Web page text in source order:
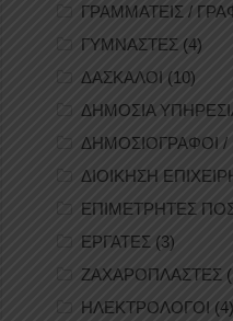
ΓΡΑΜΜΑΤΕΙΣ /
ΓΥΜΝΑΣΤΕΣ (4)
ΔΑΣΚΑΛΟΙ (10)
ΔΗΜΟΣΙΑ
ΔΗΜΟΣΙΟΓΡΑΦΟΙ
ΔΙΟΙΚΗΣΗ
ΕΠΙΜΕΤΡΗΤΕΣ
ΕΡΓΑΤΕΣ (3)
ΖΑΧΑΡΟΠΛΑΣΤΕΣ
ΗΛΕΚΤΡΟΛΟΓΟΙ (4)